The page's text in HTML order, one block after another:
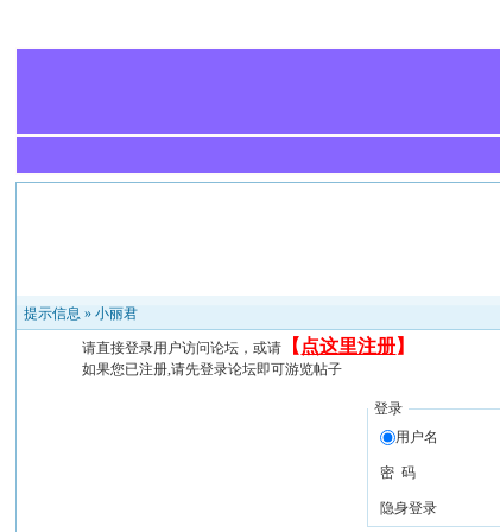
提示信息 »小丽君
请直接登录用户访问论坛，或请 【 点这里注册】
如果您已注册,请先登录论坛即可游览帖子
登录
用户名
密 码
隐身登录